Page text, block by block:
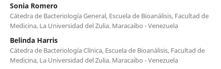
Sonia Romero
Cátedra de Bacteriología General, Escuela de Bioanálisis, Facultad de
Medicina, La Universidad del Zulia. Maracaibo - Venezuela
Belinda Harris
Cátedra de Bacteriología Clínica, Escuela de Bioanálisis, Facultad de
Medicina, La Universidad del Zulia. Maracaibo - Venezuela